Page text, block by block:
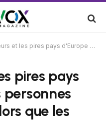
d'Europe pour les personnes LGBT + révélés alors que les droits reculent
pires pays
personnes
que les